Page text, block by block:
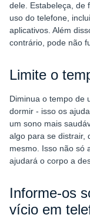
dele. Estabeleça, de
uso do telefone,
aplicativos. Além
contrário, pode não
Limite o
Diminua o tempo de
dormir - isso os
um sono mais
algo para se distrair,
mesmo. Isso não só
ajudará o corpo a
Informe-os
vício em